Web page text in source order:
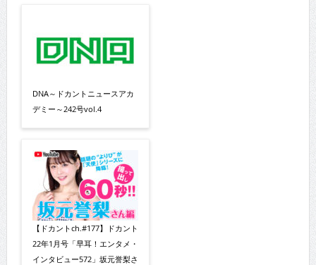
DNA～ドカントニュースアカ
デミー～242号vol.4
【ドカントch.#177】ドカント
22年1月号「早耳！エンタメ・
インタビュー572」坂元誉梨さ